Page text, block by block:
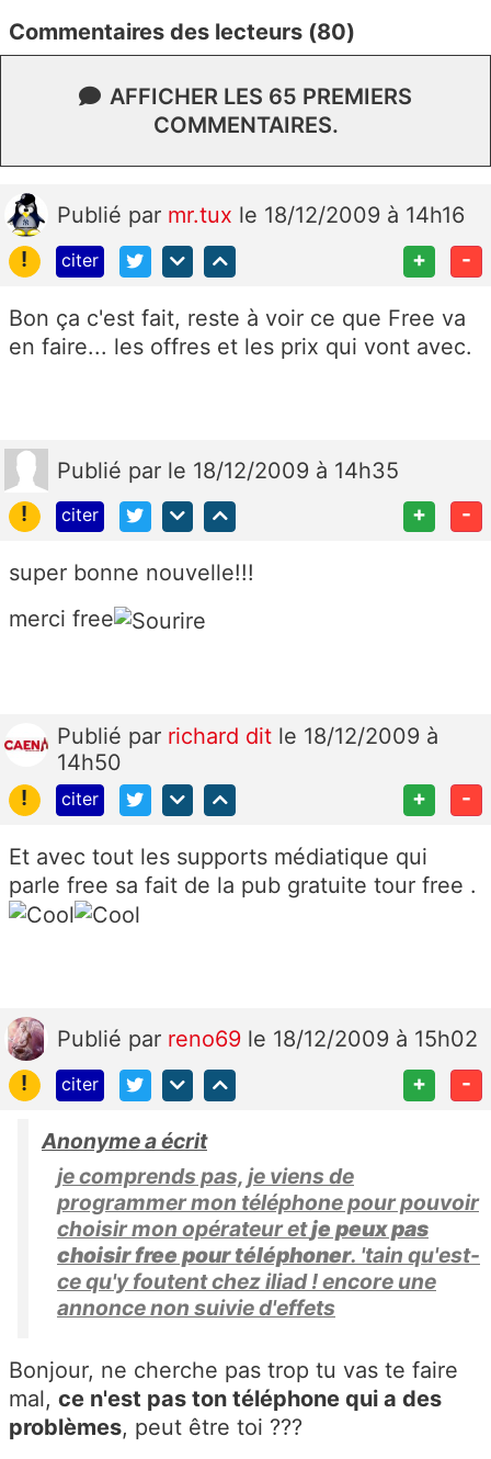
Commentaires des lecteurs (80)
AFFICHER LES 65 PREMIERS
COMMENTAIRES.
Publié par mr.tux le 18/12/2009 à 14h16
!
citer + -
Bon ça c'est fait, reste à voir ce que Free va
en faire... les offres et les prix qui vont avec.
Publié par le 18/12/2009 à 14h35
!
citer + -
super bonne nouvelle!!!
merci free
Publié par richard dit le 18/12/2009 à
14h50
!
citer + -
Et avec tout les supports médiatique qui
parle free sa fait de la pub gratuite tour free .
Publié par reno69 le 18/12/2009 à 15h02
!
citer + -
Anonyme a écrit
je comprends pas, je viens de
programmer mon téléphone pour pouvoir
choisir mon opérateur etje peux pas
choisir free pour téléphoner. 'tain qu'est-
ce qu'y foutent chez iliad ! encore une
annonce non suivie d'effets
Bonjour, ne cherche pas trop tu vas te faire
mal, ce n'est pas ton téléphone qui a des
problèmes, peut être toi ???